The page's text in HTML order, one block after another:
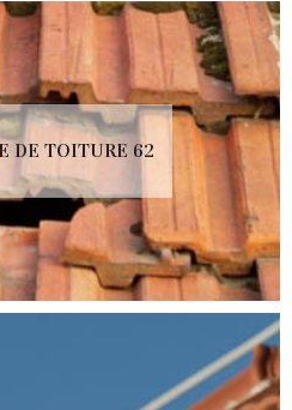
DE TOITURE 62